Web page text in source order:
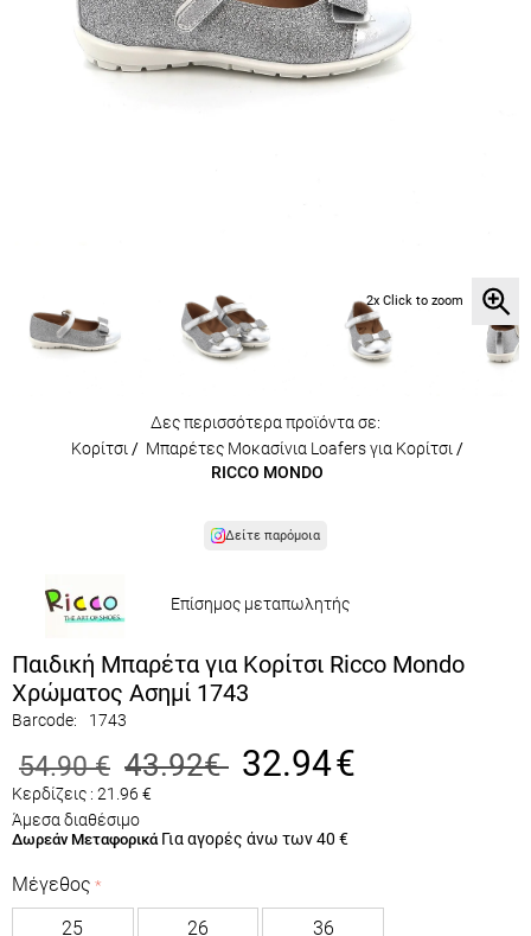
2x Click to zoom
Δες περισσότερα προϊόντα σε:
Κορίτσι / Μπαρέτες Μοκασίνια Loafers για Κορίτσι /
RICCO MONDO
Δείτε παρόμοια
Επίσημος μεταπωλητής
Παιδική Μπαρέτα για Κορίτσι Ricco Mondo
Χρώματος Ασημί 1743
Barcode: 1743
54.90 € 43.92€ 32.94€
Κερδίζεις : 21.96 €
Άμεσα διαθέσιμο
Δωρεάν Μεταφορικά Για αγορές άνω των 40 €
Μέγεθος
25
26 36